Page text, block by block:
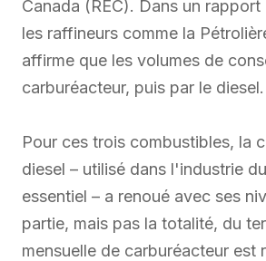
Canada (REC). Dans un
les raffineurs comme la
affirme que les volumes de
carburéacteur, puis par le diesel.
Pour ces trois combustibles, la
diesel – utilisé dans l'industrie
essentiel – a renoué avec ses
partie, mais pas la totalité, du
mensuelle de carburéacteur est